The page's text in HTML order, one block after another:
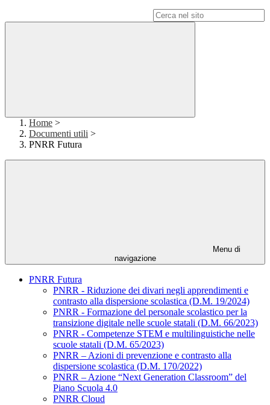
Home >
Documenti utili >
PNRR Futura
Menu di
navigazione
PNRR Futura
PNRR - Riduzione dei divari negli apprendimenti e
contrasto alla dispersione scolastica (D.M. 19/2024)
PNRR - Formazione del personale scolastico per la
transizione digitale nelle scuole statali (D.M. 66/2023)
PNRR - Competenze STEM e multilinguistiche nelle
scuole statali (D.M. 65/2023)
PNRR – Azioni di prevenzione e contrasto alla
dispersione scolastica (D.M. 170/2022)
PNRR – Azione “Next Generation Classroom” del
Piano Scuola 4.0
PNRR Cloud